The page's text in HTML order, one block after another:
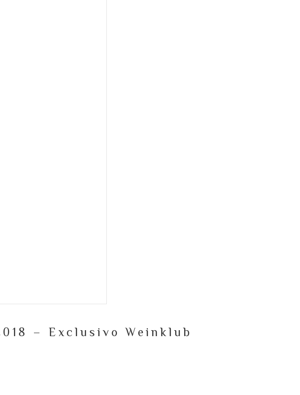
– Exclusivo Weinklub